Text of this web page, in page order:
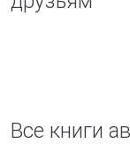
Все книги